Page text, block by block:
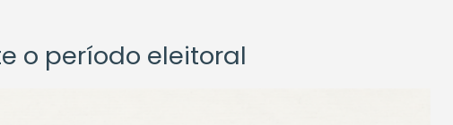
o período eleitoral